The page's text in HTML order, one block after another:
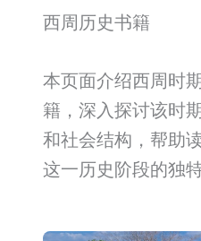
西周历史书籍
本页面介绍西周时
籍，深入探讨该时
和社会结构，帮助
这一历史阶段的独特